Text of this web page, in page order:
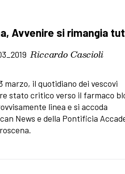
Avvenire si rimangia
Riccardo Cascioli
marzo, il quotidiano dei vescovi
stato critico verso il farmaco
linea e si accoda
News e della Pontificia